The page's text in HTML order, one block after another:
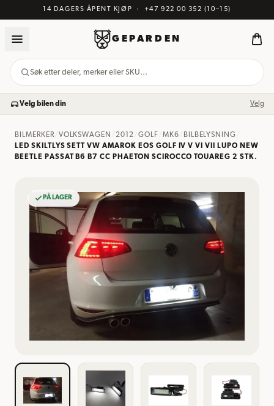
14 DAGERS ÅPENT KJØP · +47 922 00 352 (10–15)
GEPARDEN
Søk etter deler, merker eller SKU…
Velg bilen din Velg
BILMERKER/ VOLKSWAGEN /2012 GOLF MK6 BILBELYSNING
LED SKILTLYS SETT VW AMAROK EOS GOLF IV V VI VII LUPO NEW
BEETLE PASSAT B6 B7 CC PHAETON SCIROCCO TOUAREG 2 STK.
PÅ LAGER